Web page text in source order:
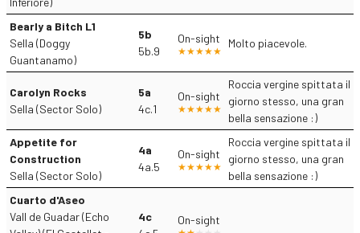
Bearly a Bitch L1
Sella (Doggy
Guantanamo)
5b
5b.9
On-sight Molto piacevole.
Carolyn Rocks
Sella (Sector Solo)
5a
4c.1
On-sight
Roccia vergine spittata il
giorno stesso, una gran
bella sensazione :)
Appetite for
Construction
Sella (Sector Solo)
4a
4a.5
On-sight
Roccia vergine spittata il
giorno stesso, una gran
bella sensazione :)
Cuarto d'Aseo
Vall de Guadar (Echo
4c
On-sight